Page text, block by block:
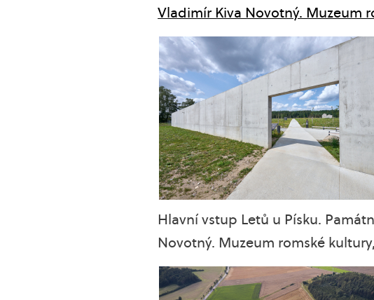
Vladimír Kiva Novotný. Muzeum
Hlavní vstup Letů u Písku.
Novotný. Muzeum romské